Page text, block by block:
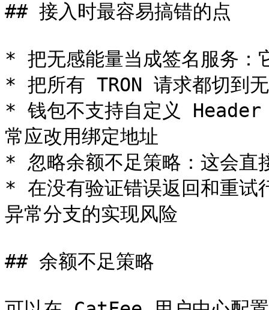
## 接入时最容易搞错的点
* 把无感能量当成签名服务：
* 把所有 TRON 请求都切到
* 钱包不支持自定义 Header
常应改用绑定地址
* 忽略余额不足策略：这会直
* 在没有验证错误返回和重试
异常分支的实现风险
## 余额不足策略